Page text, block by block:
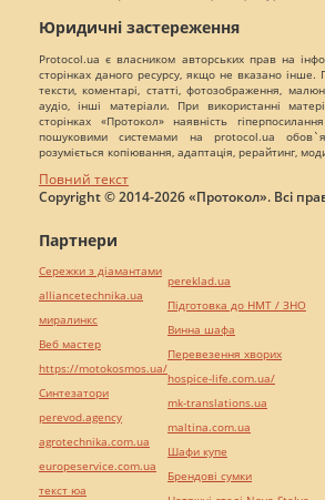
Юридичні застереження
Protocol.ua є власником авторських прав на
сторінках даного ресурсу, якщо не вказано інше.
тексти, коментарі, статті, фотозображення,
аудіо, інші матеріали. При використанні
сторінках «Протокол» наявність
пошуковими системами на protocol.ua
розуміється копіювання, адаптація, рерайтинг,
Повний текст
Copyright © 2014-2026 «Протокол». Всі
Партнери
Сережки з діамантами
alliancetechnika.ua
миралинкс
Веб мастер
https://motokosmos.ua/
Синтезатори
perevod.agency
agrotechnika.com.ua
europeservice.com.ua
текст юа
pereklad.ua
Підготовка до НМТ / ЗНО
Винна шафа
Перевезення хворих
hospice-life.com.ua/
mk-translations.ua
maltina.com.ua
Шафи купе
Брендові сумки